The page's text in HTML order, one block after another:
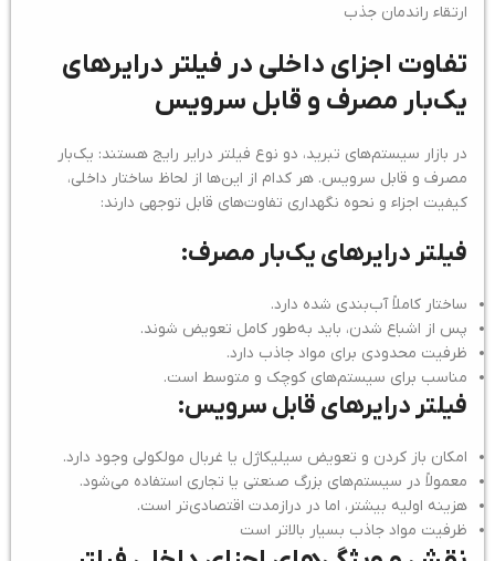
ارتقاء راندمان جذب
تفاوت اجزای داخلی در فیلتر درایرهای
یک‌بار مصرف و قابل سرویس
در بازار سیستم‌های تبرید، دو نوع فیلتر درایر رایج هستند: یک‌بار
مصرف و قابل سرویس. هر کدام از این‌ها از لحاظ ساختار داخلی،
کیفیت اجزاء و نحوه نگهداری تفاوت‌های قابل توجهی دارند:
فیلتر درایرهای یک‌بار مصرف:
ساختار کاملاً آب‌بندی شده دارد.
پس از اشباع شدن، باید به‌طور کامل تعویض شوند.
ظرفیت محدودی برای مواد جاذب دارد.
مناسب برای سیستم‌های کوچک و متوسط است.
فیلتر درایرهای قابل سرویس:
امکان باز کردن و تعویض سیلیکاژل یا غربال مولکولی وجود دارد.
معمولاً در سیستم‌های بزرگ صنعتی یا تجاری استفاده می‌شود.
هزینه اولیه بیشتر، اما در درازمدت اقتصادی‌تر است.
ظرفیت مواد جاذب بسیار بالاتر است